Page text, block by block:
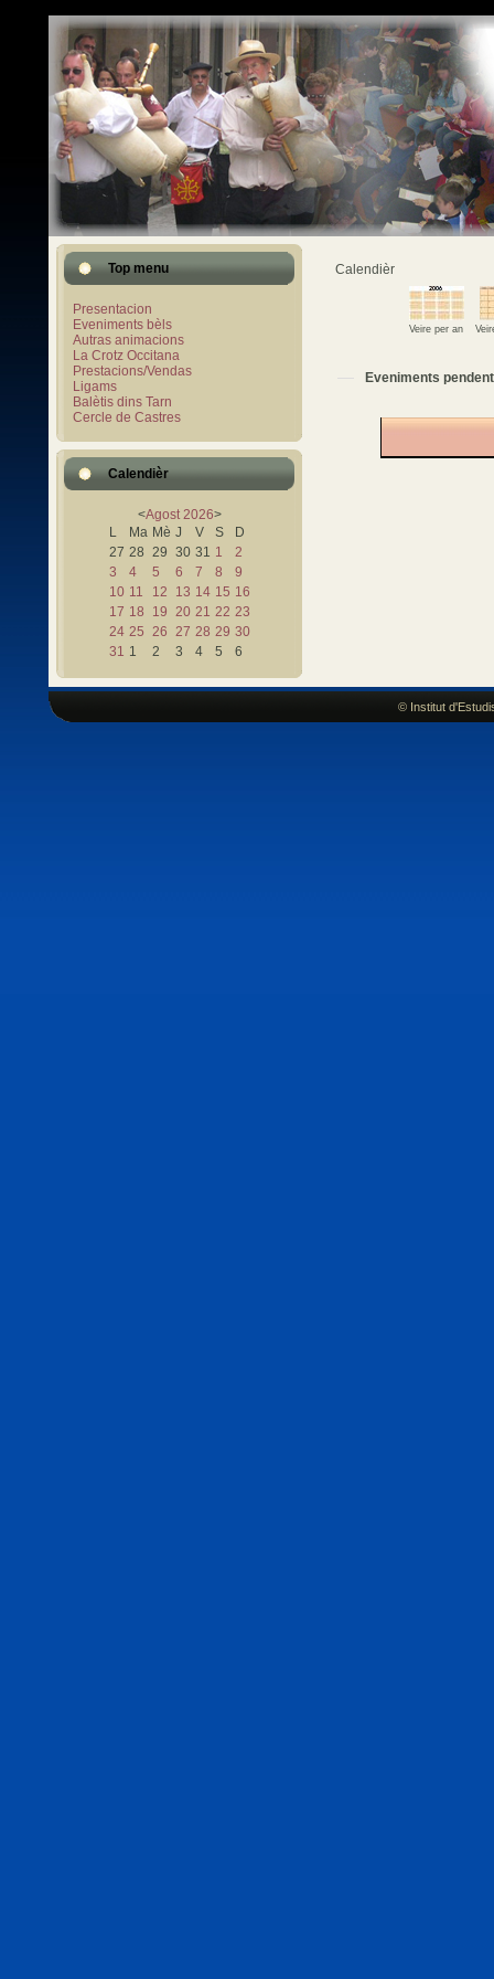
Top menu
Presentacion
Eveniments bèls
Autras animacions
La Crotz Occitana
Prestacions/Vendas
Ligams
Balètis dins Tarn
Cercle de Castres
Calendièr
<Agost 2026>
L
Ma Mè J V S
D
27 28 29 30 31 1
2
3
4 5 6 7 8
9
10 11 12 13 14 15 16
17 18 19 20 21 22 23
24 25 26 27 28 29 30
31 1 2 3 4 5 6
Calendièr
Veire per an
Eveniments pendent
© Institut